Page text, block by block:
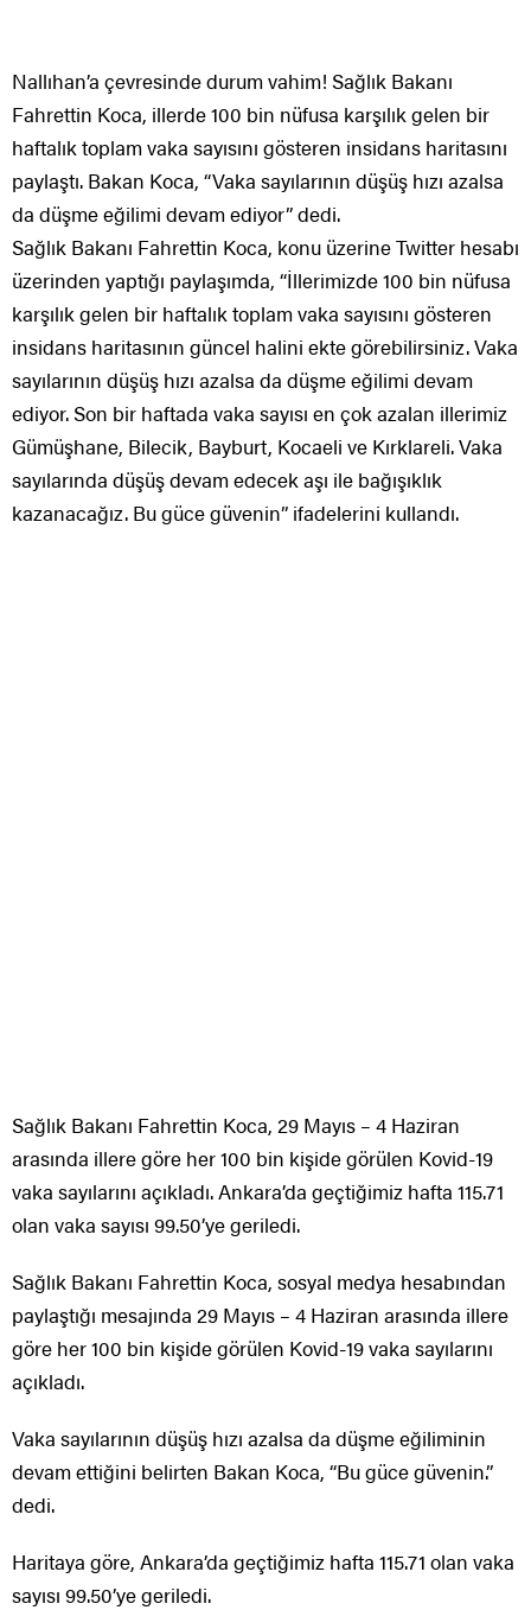
Nallıhan’a çevresinde durum vahim! Sağlık Bakanı
Fahrettin Koca, illerde 100 bin nüfusa karşılık gelen bir
haftalık toplam vaka sayısını gösteren insidans haritasını
paylaştı. Bakan Koca, “Vaka sayılarının düşüş hızı azalsa
da düşme eğilimi devam ediyor” dedi.
Sağlık Bakanı Fahrettin Koca, konu üzerine Twitter hesabı
üzerinden yaptığı paylaşımda, “İllerimizde 100 bin nüfusa
karşılık gelen bir haftalık toplam vaka sayısını gösteren
insidans haritasının güncel halini ekte görebilirsiniz. Vaka
sayılarının düşüş hızı azalsa da düşme eğilimi devam
ediyor. Son bir haftada vaka sayısı en çok azalan illerimiz
Gümüşhane, Bilecik, Bayburt, Kocaeli ve Kırklareli. Vaka
sayılarında düşüş devam edecek aşı ile bağışıklık
kazanacağız. Bu güce güvenin” ifadelerini kullandı.
Sağlık Bakanı Fahrettin Koca, 29 Mayıs – 4 Haziran
arasında illere göre her 100 bin kişide görülen Kovid-19
vaka sayılarını açıkladı. Ankara’da geçtiğimiz hafta 115.71
olan vaka sayısı 99.50’ye geriledi.
Sağlık Bakanı Fahrettin Koca, sosyal medya hesabından
paylaştığı mesajında 29 Mayıs – 4 Haziran arasında illere
göre her 100 bin kişide görülen Kovid-19 vaka sayılarını
açıkladı.
Vaka sayılarının düşüş hızı azalsa da düşme eğiliminin
devam ettiğini belirten Bakan Koca, “Bu güce güvenin.”
dedi.
Haritaya göre, Ankara’da geçtiğimiz hafta 115.71 olan vaka
sayısı 99.50’ye geriledi.